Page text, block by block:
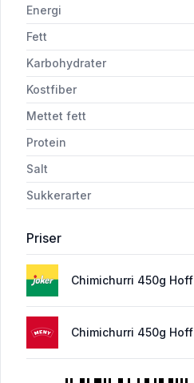
Energi
Fett
Karbohydrater
Kostfiber
Mettet fett
Protein
Salt
Sukkerarter
Priser
Chimichurri 450g Hoff
Chimichurri 450g Hoff